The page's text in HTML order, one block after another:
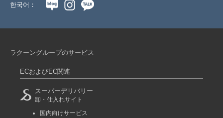
한국어：
ラクーングループのサービス
ECおよびEC関連
スーパーデリバリー
卸・仕入れサイト
国内向けサービス